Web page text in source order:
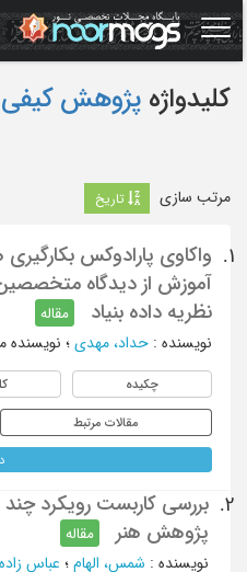
کلیدواژه پژوهش کیفی
مرتب سازی تاریخ
1.
واکاوی پارادوکس
آموزش از دیدگاه
نظریه داده بنیاد
مقاله
نویسنده: حداد، مهدی؛ نویسنده
چکیده
مقالات مرتبط
2.
بررسی کاربست رویکرد
پژوهش هنر
مقاله
نویسنده: شمس، الهام؛ عباس